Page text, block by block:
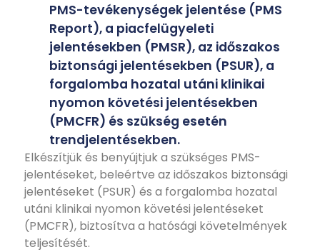
PMS-tevékenységek jelentése (PMS
Report), a piacfelügyeleti
jelentésekben (PMSR), az időszakos
biztonsági jelentésekben (PSUR), a
forgalomba hozatal utáni klinikai
nyomon követési jelentésekben
(PMCFR) és szükség esetén
trendjelentésekben.
Elkészítjük és benyújtjuk a szükséges PMS-
jelentéseket, beleértve az időszakos biztonsági
jelentéseket (PSUR) és a forgalomba hozatal
utáni klinikai nyomon követési jelentéseket
(PMCFR), biztosítva a hatósági követelmények
teljesítését.